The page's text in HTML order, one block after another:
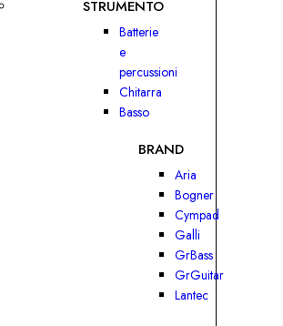
STRUMENTO
Batterie
e
percussioni
Chitarra
Basso
BRAND
Aria
Bogner
Cympad
Galli
GrBass
GrGuitar
Lantec